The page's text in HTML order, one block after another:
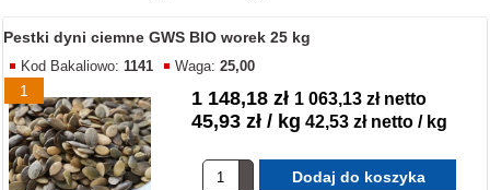
1
Pestki dyni ciemne GWS BIO worek 25 kg
Kod Bakaliowo: 1141 Waga:25,00
1 148,18 zł 1 063,13 zł netto
45,93 zł / kg 42,53 zł netto / kg